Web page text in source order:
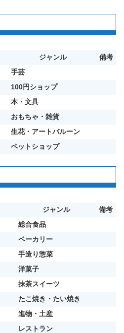
ジャンル
備考
手芸
100円ショップ
本・文具
おもちゃ・雑貨
生花・アートバルーン
ペットショップ
ジャンル
備考
総合食品
ベーカリー
手造り惣菜
洋菓子
抹茶スイーツ
たこ焼き・たい焼き
進物・土産
レストラン